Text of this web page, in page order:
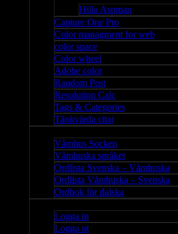
Hilla Aspman
Capture One Pro
Color managment for web
color space
Color wheel
Adobe color
Random Post
Resolution Calc
Tags & Categories
Tänkvärda citat
Våmhus Socken
Våmhuska språket
Ordlista Svenska – Våmhuska
Ordlista Våmhuska – Svenska
Ordbok för dalska
Logga in
Logga ut